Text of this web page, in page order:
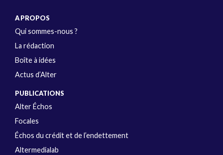
A PROPOS
Qui sommes-nous ?
La rédaction
Boîte à idées
Actus d’Alter
PUBLICATIONS
Alter Échos
Focales
Échos du crédit et de l’endettement
Altermedialab